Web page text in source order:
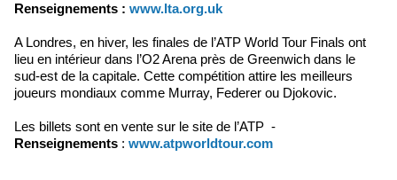
Renseignements : www.lta.org.uk
A Londres, en hiver, les finales de l’ATP World Tour Finals ont
lieu en intérieur dans l’O2 Arena près de Greenwich dans le
sud-est de la capitale. Cette compétition attire les meilleurs
joueurs mondiaux comme Murray, Federer ou Djokovic.
Les billets sont en vente sur le site de l’ATP -
Renseignements : www.atpworldtour.com